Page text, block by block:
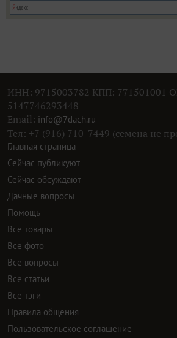
ИНН: 9715003782 КПП: 771501001
5147746293448
Email: info@7dach.ru
Тел: +7 (916) 710-7449 (семена не
Главная страница
Сейчас публикуют
Сейчас обсуждают
Дачные вопросы
Помощь
Все товары
Все фото
Все вопросы
Все статьи
Все тэги
Правила общения
Пользовательское соглашение